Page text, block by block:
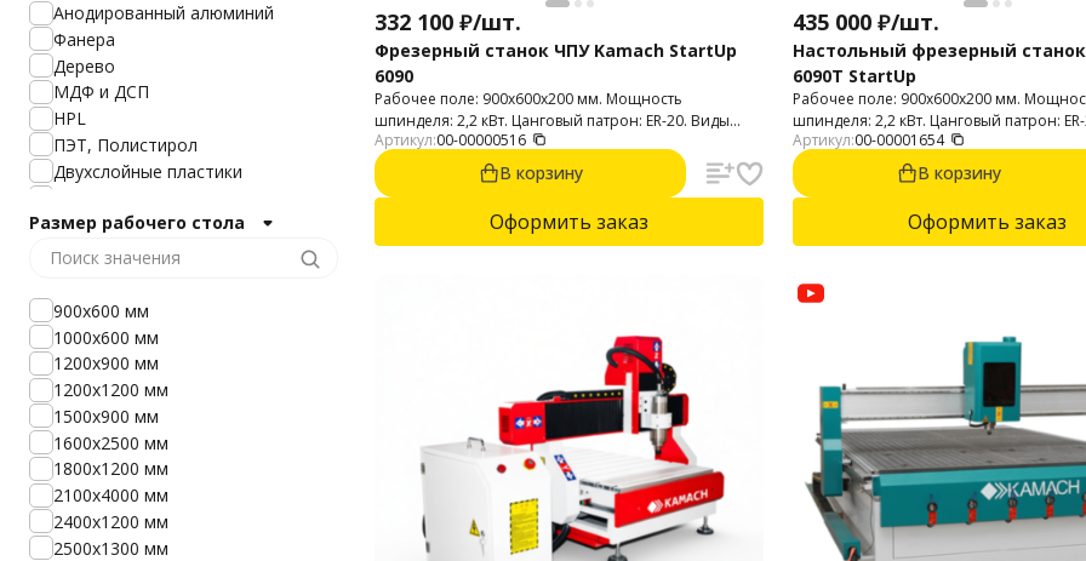
332 100 ₽/шт.
Фрезерный станок ЧПУ Kamach StartUp
6090
Рабочее поле: 900х600х200 мм. Мощность
шпинделя: 2,2 кВт. Цанговый патрон: ER-20. Виды
обработки: 2D и 3D. Обрабатываемые материалы:
пластик, МДФ, ДСП, фанера, композитные
материалы, дерево, фанера, камень, текстолит.
Артикул:00-00000516
В корзину
Оформить заказ
435 000 ₽/шт.
Настольный фрезерный
6090T StartUp
Рабочее поле: 900х600х200 мм.
шпинделя: 2,2 кВт. Цанговый патрон:
обработки: 2D и 3D. Обрабатываемые
пластик, МДФ, ДСП, фанера,
материалы, дерево, фанера, камень,
Артикул:00-00001654
В корзину
Оформить заказ
Анодированный алюминий
Фанера
Дерево
МДФ и ДСП
HPL
ПЭТ, Полистирол
Двухслойные пластики
Камень (Гранит, Мрамор)
Керамика
Паронит
Резина
Гипс
ПВХ
Акрил
Текстолит
Пенопласт
Стеклопластик
Эпоксидная смола
Сотовый поликарбонат
Размер рабочего стола
900х600 мм
1000х600 мм
1200х900 мм
1200х1200 мм
1500х900 мм
1600x2500 мм
1800х1200 мм
2100х4000 мм
2400х1200 мм
2500х1300 мм